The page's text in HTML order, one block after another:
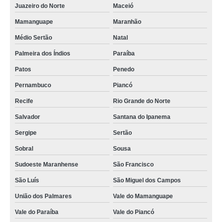
pasteurizador suco Carmésia
pasteurizador de sucos orçamento Santa Maria de Jetibá
pasteurizador de suco usado orçamento Maceió
orçamento de pasteurizador de suco usado Afonso Cláudio
mini pasteurizador de suco cotar Jardins Prosperidade
pasteurizador suco cotar Vargem Grande Paulista
pasteurizador de suco tubular cotar Salvador
orçamento de mini pasteurizador de suco Itajaí
pasteurizador de suco tubular orçamento Vila União
mini pasteurizador de suco Jardim Tereza
pasteurizador tubular para sucos orçamento Piraquara
distribuidor de máquina de pasteurização de sucos Santana de Parnaíba
Juazeiro do Norte Maceió
Mamanguape Maranhão
Médio Sertão Natal
Palmeira dos Índios Paraíba
Patos Penedo
Pernambuco Piancó
Recife Rio Grande do Norte
Salvador Santana do Ipanema
Sergipe Sertão
Sobral Sousa
Sudoeste Maranhense São Francisco
São Luís São Miguel dos Campos
União dos Palmares Vale do Mamanguape
Vale do Paraíba Vale do Piancó